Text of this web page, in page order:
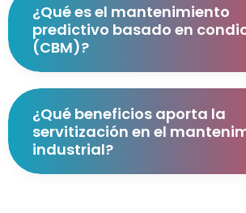
¿Qué es el mantenimiento
predictivo basado en
(CBM)?
¿Qué beneficios aporta la
servitización en el
industrial?